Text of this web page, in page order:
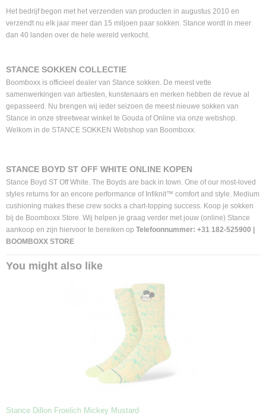
Het bedrijf begon met het verzenden van producten in augustus 2010 en
verzendt nu elk jaar meer dan 15 miljoen paar sokken. Stance wordt in meer
dan 40 landen over de hele wereld verkocht.
STANCE SOKKEN COLLECTIE
Boomboxx is officieel dealer van Stance sokken. De meest vette
samenwerkingen van artiesten, kunstenaars en merken hebben de revue al
gepasseerd. Nu brengen wij ieder seizoen de meest nieuwe sokken van
Stance in onze streetwear winkel te Gouda of Online via onze webshop.
Welkom in de STANCE SOKKEN Webshop van Boomboxx.
STANCE BOYD ST OFF WHITE ONLINE KOPEN
Stance Boyd ST Off White. The Boyds are back in town. One of our most-loved
styles returns for an encore performance of Infiknit™ comfort and style. Medium
cushioning makes these crew socks a chart-topping success. Koop je sokken
bij de Boomboxx Store. Wij helpen je graag verder met jouw (online) Stance
aankoop en zijn hiervoor te bereiken op Telefoonnummer: +31 182-525900 |
BOOMBOXX STORE
You might also like
Stance Dillon Froelich Mickey Mustard